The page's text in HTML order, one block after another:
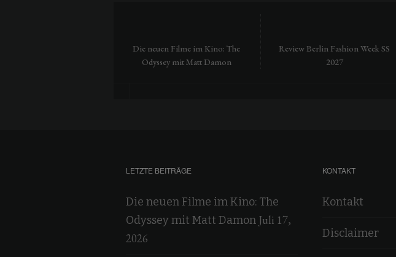
Die neuen Filme im Kino: The
Odyssey mit Matt Damon
Review Berlin Fashion Week SS
2027
LETZTE BEITRÄGE
Die neuen Filme im Kino: The
Odyssey mit Matt Damon Juli 17,
2026
KONTAKT
Kontakt
Disclaimer